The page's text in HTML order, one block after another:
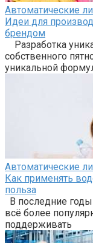
Автоматические
Идеи для
брендом
Разработка
собственного
уникальной
Автоматические
Как применять
польза
В последние
всё более
поддерживать